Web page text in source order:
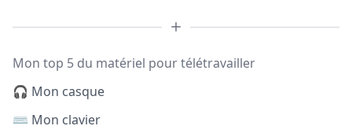
Mon top 5 du matériel pour télétravailler
🎧 Mon casque
⌨️ Mon clavier